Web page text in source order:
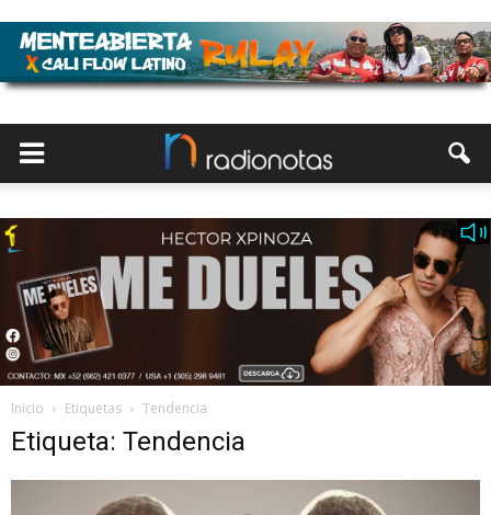
Inicio Etiquetas Tendencia
Etiqueta: Tendencia